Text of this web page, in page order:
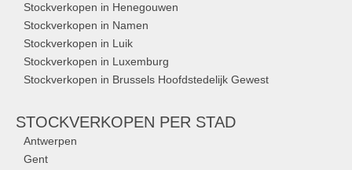
Stockverkopen in Henegouwen
Stockverkopen in Namen
Stockverkopen in Luik
Stockverkopen in Luxemburg
Stockverkopen in Brussels Hoofdstedelijk Gewest
STOCKVERKOPEN PER STAD
Antwerpen
Gent